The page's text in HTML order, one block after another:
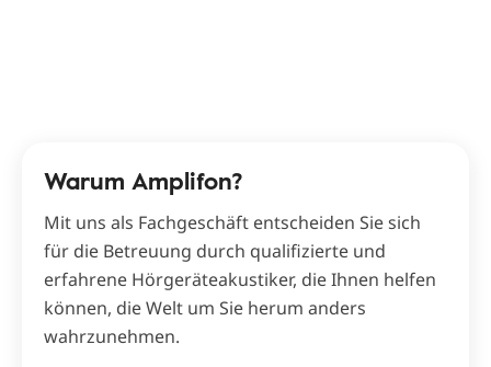
Warum Amplifon?
Mit uns als Fachgeschäft entscheiden Sie sich
für die Betreuung durch qualifizierte und
erfahrene Hörgeräteakustiker, die Ihnen helfen
können, die Welt um Sie herum anders
wahrzunehmen.